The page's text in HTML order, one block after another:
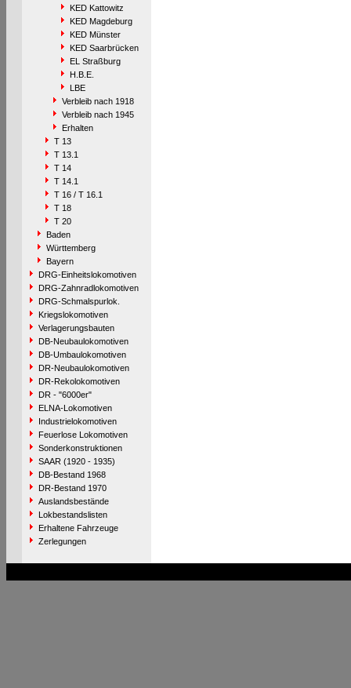
KED Kattowitz
KED Magdeburg
KED Münster
KED Saarbrücken
EL Straßburg
H.B.E.
LBE
Verbleib nach 1918
Verbleib nach 1945
Erhalten
T 13
T 13.1
T 14
T 14.1
T 16 / T 16.1
T 18
T 20
Baden
Württemberg
Bayern
DRG-Einheitslokomotiven
DRG-Zahnradlokomotiven
DRG-Schmalspurlok.
Kriegslokomotiven
Verlagerungsbauten
DB-Neubaulokomotiven
DB-Umbaulokomotiven
DR-Neubaulokomotiven
DR-Rekolokomotiven
DR - "6000er"
ELNA-Lokomotiven
Industrielokomotiven
Feuerlose Lokomotiven
Sonderkonstruktionen
SAAR (1920 - 1935)
DB-Bestand 1968
DR-Bestand 1970
Auslandsbestände
Lokbestandslisten
Erhaltene Fahrzeuge
Zerlegungen